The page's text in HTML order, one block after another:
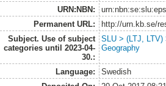
URN:NBN:
Permanent URL:
http://urn.kb.se/
Subject. Use of subject
categories until 2023-04-
30.:
SLU > (LTJ, LTV)
Geography
Language:
Swedish